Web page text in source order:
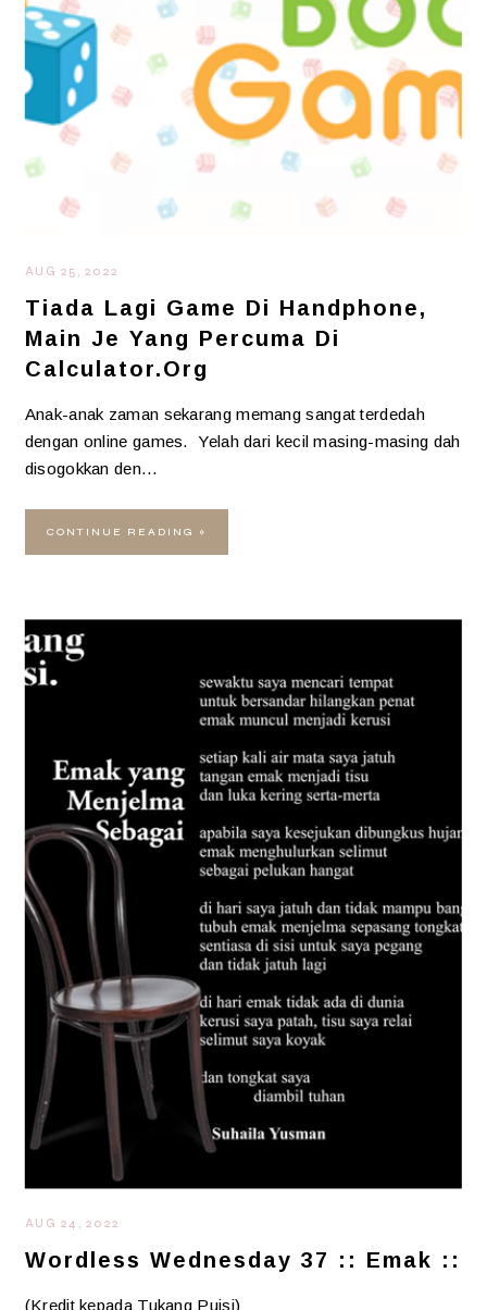
AUG 25, 2022
Tiada Lagi Game Di Handphone,
Main Je Yang Percuma Di
Calculator.org
Anak-anak zaman sekarang memang sangat terdedah
dengan online games. Yelah dari kecil masing-masing dah
disogokkan den…
CONTINUE READING »
AUG 24, 2022
Wordless Wednesday 37 :: Emak ::
(Kredit kepada Tukang Puisi)